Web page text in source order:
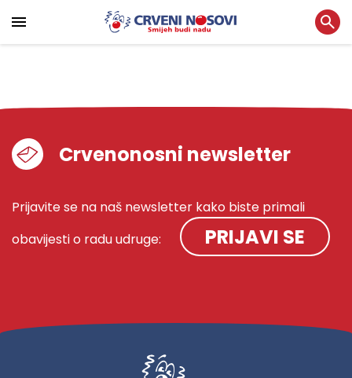
Crvenonosni newsletter
Prijavite se na naš newsletter kako biste primali
obavijesti o radu udruge:
PRIJAVI SE